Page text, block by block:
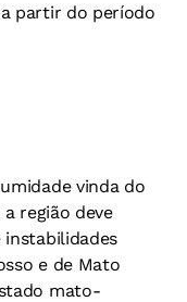
partir do período
vinda do
região deve
e de Mato
mato-